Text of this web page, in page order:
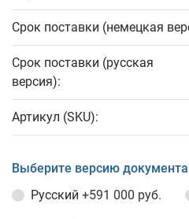
Срок поставки (немецкая
Срок поставки (русская
версия):
Артикул (SKU):
Выберите версию
Русский +591 000 руб.